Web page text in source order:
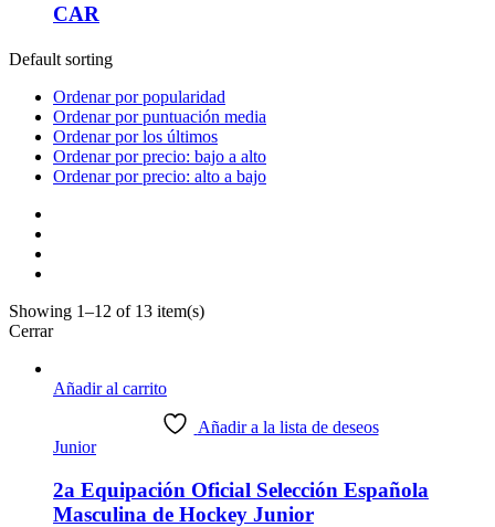
CAR
Default sorting
Ordenar por popularidad
Ordenar por puntuación media
Ordenar por los últimos
Ordenar por precio: bajo a alto
Ordenar por precio: alto a bajo
Showing 1–12 of 13 item(s)
Cerrar
Añadir al carrito
Añadir a la lista de deseos
Junior
2a Equipación Oficial Selección Española
Masculina de Hockey Junior